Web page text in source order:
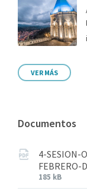
VER MÁS
Documentos
4-SESION-
FEBRERO-
185 kB